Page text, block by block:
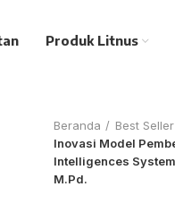
Produk Litnus
Beranda
Best Seller
Inovasi Model
Intelligences
M.Pd.